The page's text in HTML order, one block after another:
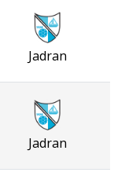
Jadran
Jadran